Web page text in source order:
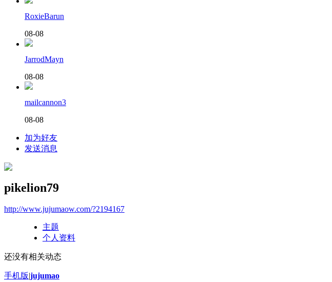
RoxieBarun
08-08
JarrodMayn
08-08
mailcannon3
08-08
加为好友
发送消息
pikelion79
http://www.jujumaow.com/?2194167
主题
个人资料
还没有相关动态
手机版|jujumao